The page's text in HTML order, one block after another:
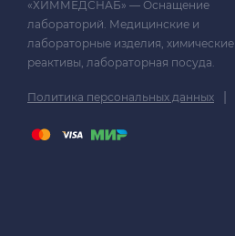
«ХИММЕДСНАБ» — Оснащение
лабораторий. Медицинские и
лабораторные изделия, химические
реактивы, лабораторная посуда.
Политика персональных данных |